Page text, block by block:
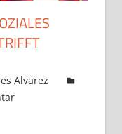
Alvarez